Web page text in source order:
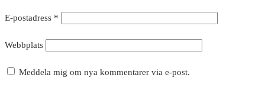
E-postadress *
Webbplats
Meddela mig om nya kommentarer via e-post.